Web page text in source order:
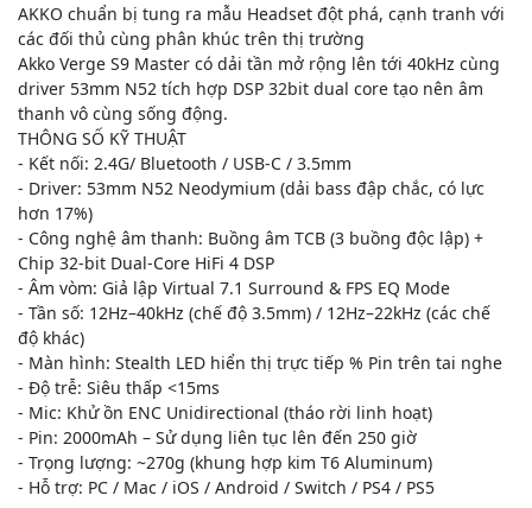
AKKO chuẩn bị tung ra mẫu Headset đột phá, cạnh tranh với
các đối thủ cùng phân khúc trên thị trường
Akko Verge S9 Master có dải tần mở rộng lên tới 40kHz cùng
driver 53mm N52 tích hợp DSP 32bit dual core tạo nên âm
thanh vô cùng sống động.
THÔNG SỐ KỸ THUẬT
- Kết nối: 2.4G/ Bluetooth / USB-C / 3.5mm
- Driver: 53mm N52 Neodymium (dải bass đập chắc, có lực
hơn 17%)
- Công nghệ âm thanh: Buồng âm TCB (3 buồng độc lập) +
Chip 32-bit Dual-Core HiFi 4 DSP
- Âm vòm: Giả lập Virtual 7.1 Surround & FPS EQ Mode
- Tần số: 12Hz–40kHz (chế độ 3.5mm) / 12Hz–22kHz (các chế
độ khác)
- Màn hình: Stealth LED hiển thị trực tiếp % Pin trên tai nghe
- Độ trễ: Siêu thấp <15ms
- Mic: Khử ồn ENC Unidirectional (tháo rời linh hoạt)
- Pin: 2000mAh – Sử dụng liên tục lên đến 250 giờ
- Trọng lượng: ~270g (khung hợp kim T6 Aluminum)
- Hỗ trợ: PC / Mac / iOS / Android / Switch / PS4 / PS5